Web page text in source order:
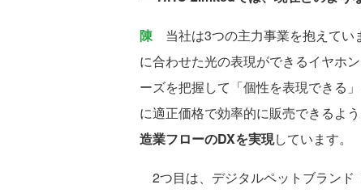
陳当社は3つの主力事業を抱えてい
に合わせた光の表現ができるイヤホ
ーズを把握して「個性を表現できる
に適正価格で効率的に販売できるよ
造業フローのDXを実現しています。
2つ目は、デジタルペットブランド